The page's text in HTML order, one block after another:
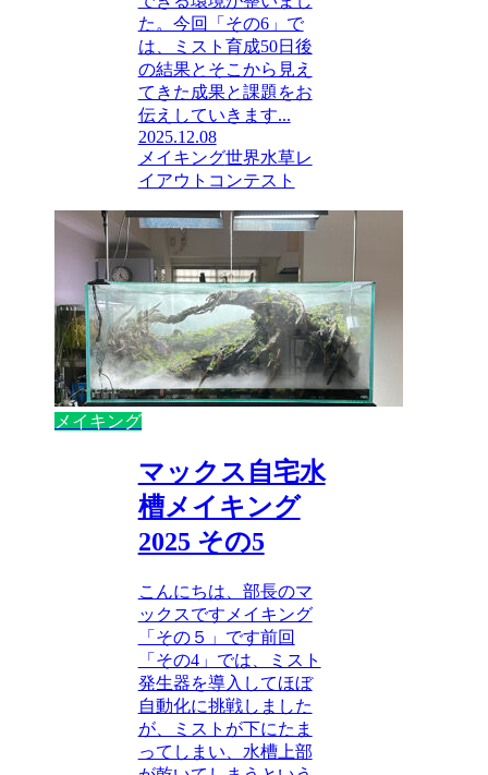
た。今回「その6」で
は、ミスト育成50日後
の結果とそこから見え
てきた成果と課題をお
伝えしていきます...
2025.12.08
メイキング世界水草レ
イアウトコンテスト
メイキング
マックス自宅水
槽メイキング
2025 その5
こんにちは、部長のマ
ックスですメイキング
「その５」です前回
「その4」では、ミスト
発生器を導入してほぼ
自動化に挑戦しました
が、ミストが下にたま
ってしまい、水槽上部